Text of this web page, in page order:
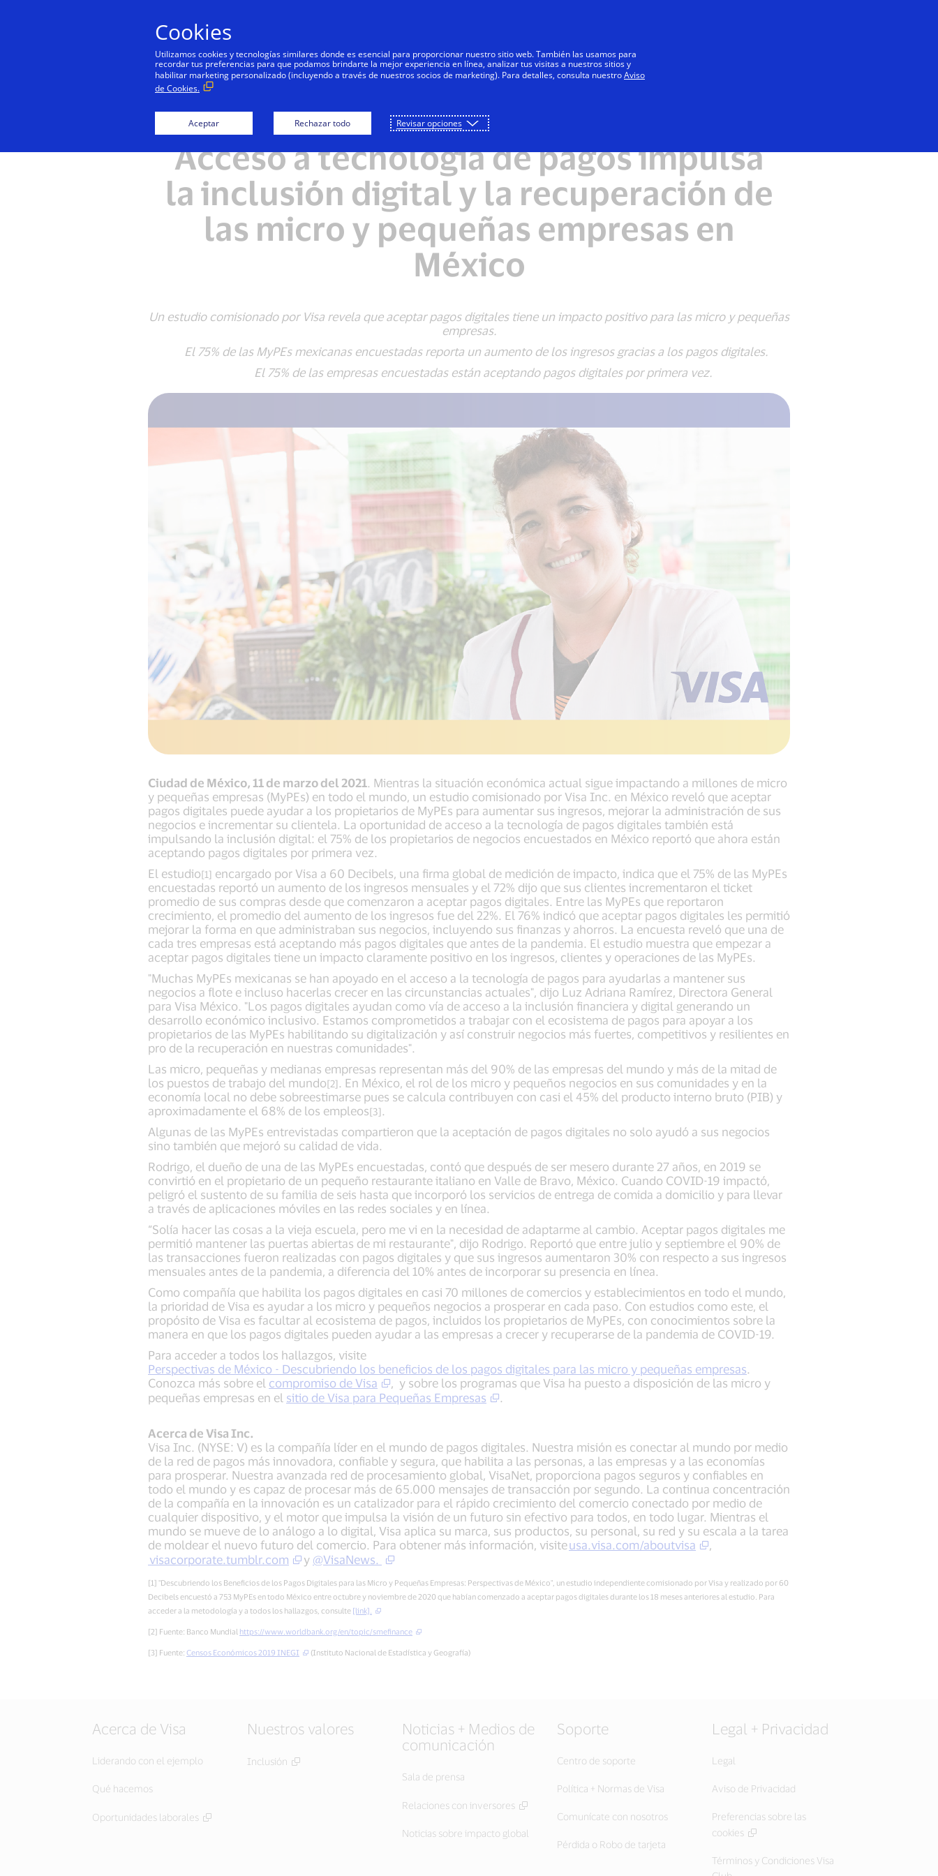
Personas Negocios Innovadores Todos
NOTAS DE PRENSA
Acceso a tecnología de pagos impulsa
la inclusión digital y la recuperación de
las micro y pequeñas empresas en
México
Un estudio comisionado por Visa revela que aceptar pagos digitales tiene un impacto positivo para las micro y pequeñas
empresas.
El 75% de las MyPEs mexicanas encuestadas reporta un aumento de los ingresos gracias a los pagos digitales.
El 75% de las empresas encuestadas están aceptando pagos digitales por primera vez.
Ciudad de México, 11 de marzo del 2021 . Mientras la situación económica actual sigue impactando a millones de micro
y pequeñas empresas (MyPEs) en todo el mundo, un estudio comisionado por Visa Inc. en México reveló que aceptar
pagos digitales puede ayudar a los propietarios de MyPEs para aumentar sus ingresos, mejorar la administración de sus
negocios e incrementar su clientela. La oportunidad de acceso a la tecnología de pagos digitales también está
impulsando la inclusión digital: el 75% de los propietarios de negocios encuestados en México reportó que ahora están
aceptando pagos digitales por primera vez.
El estudio[1] encargado por Visa a 60 Decibels, una firma global de medición de impacto, indica que el 75% de las MyPEs
encuestadas reportó un aumento de los ingresos mensuales y el 72% dijo que sus clientes incrementaron el ticket
promedio de sus compras desde que comenzaron a aceptar pagos digitales. Entre las MyPEs que reportaron
crecimiento, el promedio del aumento de los ingresos fue del 22%. El 76% indicó que aceptar pagos digitales les permitió
mejorar la forma en que administraban sus negocios, incluyendo sus finanzas y ahorros. La encuesta reveló que una de
cada tres empresas está aceptando más pagos digitales que antes de la pandemia. El estudio muestra que empezar a
aceptar pagos digitales tiene un impacto claramente positivo en los ingresos, clientes y operaciones de las MyPEs.
"Muchas MyPEs mexicanas se han apoyado en el acceso a la tecnología de pagos para ayudarlas a mantener sus
negocios a flote e incluso hacerlas crecer en las circunstancias actuales", dijo Luz Adriana Ramírez, Directora General
para Visa México. "Los pagos digitales ayudan como vía de acceso a la inclusión financiera y digital generando un
desarrollo económico inclusivo. Estamos comprometidos a trabajar con el ecosistema de pagos para apoyar a los
propietarios de las MyPEs habilitando su digitalización y así construir negocios más fuertes, competitivos y resilientes en
pro de la recuperación en nuestras comunidades".
Las micro, pequeñas y medianas empresas representan más del 90% de las empresas del mundo y más de la mitad de
los puestos de trabajo del mundo[2]
. En México, el rol de los micro y pequeños negocios en sus comunidades y en la
economía local no debe sobreestimarse pues se calcula contribuyen con casi el 45% del producto interno bruto (PIB) y
aproximadamente el 68% de los empleos[3]
Algunas de las MyPEs entrevistadas compartieron que la aceptación de pagos digitales no solo ayudó a sus negocios
sino también que mejoró su calidad de vida.
Rodrigo, el dueño de una de las MyPEs encuestadas, contó que después de ser mesero durante 27 años, en 2019 se
convirtió en el propietario de un pequeño restaurante italiano en Valle de Bravo, México. Cuando COVID-19 impactó,
peligró el sustento de su familia de seis hasta que incorporó los servicios de entrega de comida a domicilio y para llevar
a través de aplicaciones móviles en las redes sociales y en línea.
“Solía hacer las cosas a la vieja escuela, pero me vi en la necesidad de adaptarme al cambio. Aceptar pagos digitales me
permitió mantener las puertas abiertas de mi restaurante", dijo Rodrigo. Reportó que entre julio y septiembre el 90% de
las transacciones fueron realizadas con pagos digitales y que sus ingresos aumentaron 30% con respecto a sus ingresos
mensuales antes de la pandemia, a diferencia del 10% antes de incorporar su presencia en línea.
Como compañía que habilita los pagos digitales en casi 70 millones de comercios y establecimientos en todo el mundo,
la prioridad de Visa es ayudar a los micro y pequeños negocios a prosperar en cada paso. Con estudios como este, el
propósito de Visa es facultar al ecosistema de pagos, incluidos los propietarios de MyPEs, con conocimientos sobre la
manera en que los pagos digitales pueden ayudar a las empresas a crecer y recuperarse de la pandemia de COVID-19.
Para acceder a todos los hallazgos, visite
Perspectivas de México - Descubriendo los beneficios de los pagos digitales para las micro y pequeñas empresas
Conozca más sobre el compromiso de Visa
, y sobre los programas que Visa ha puesto a disposición de las micro y
pequeñas empresas en el sitio de Visa para Pequeñas Empresas
Acerca de Visa Inc.
Visa Inc. (NYSE: V) es la compañía líder en el mundo de pagos digitales. Nuestra misión es conectar al mundo por medio
de la red de pagos más innovadora, confiable y segura, que habilita a las personas, a las empresas y a las economías
para prosperar. Nuestra avanzada red de procesamiento global, VisaNet, proporciona pagos seguros y confiables en
todo el mundo y es capaz de procesar más de 65.000 mensajes de transacción por segundo. La continua concentración
de la compañía en la innovación es un catalizador para el rápido crecimiento del comercio conectado por medio de
cualquier dispositivo, y el motor que impulsa la visión de un futuro sin efectivo para todos, en todo lugar. Mientras el
mundo se mueve de lo análogo a lo digital, Visa aplica su marca, sus productos, su personal, su red y su escala a la tarea
de moldear el nuevo futuro del comercio. Para obtener más información, visiteusa.visa.com/aboutvisa
visacorporate.tumblr.com
y @VisaNews.
[1] "Descubriendo los Beneficios de los Pagos Digitales para las Micro y Pequeñas Empresas: Perspectivas de México", un estudio independiente comisionado por Visa y realizado por 60
Decibels encuestó a 753 MyPEs en todo México entre octubre y noviembre de 2020 que habían comenzado a aceptar pagos digitales durante los 18 meses anteriores al estudio. Para
acceder a la metodología y a todos los hallazgos, consulte [link].
[2] Fuente: Banco Mundial https://www.worldbank.org/en/topic/smefinance
[3] Fuente: Censos Económicos 2019 INEGI (Instituto Nacional de Estadística y Geografía)
Acerca de Visa
Liderando con el ejemplo
Qué hacemos
Oportunidades laborales
Nuestros valores
Inclusión
Noticias + Medios de
comunicación
Sala de prensa
Relaciones con inversores
Noticias sobre impacto global
Soporte
Centro de soporte
Política + Normas de Visa
Comunícate con nosotros
Pérdida o Robo de tarjeta
Legal + Privacidad
Legal
Aviso de Privacidad
Preferencias sobre las
cookies
Términos y Condiciones Visa
Cookies
Utilizamos cookies y tecnologías similares donde es esencial para proporcionar nuestro sitio web. También las usamos para
recordar tus preferencias para que podamos brindarte la mejor experiencia en línea, analizar tus visitas a nuestros sitios y
habilitar marketing personalizado (incluyendo a través de nuestros socios de marketing). Para detalles, consulta nuestroAviso
de Cookies.
Aceptar Rechazar todo Revisar opciones